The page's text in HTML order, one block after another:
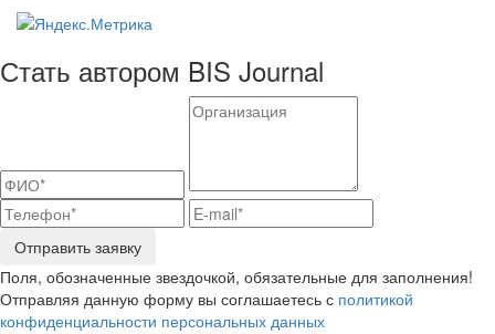
Стать автором BIS Journal
Отправить заявку
Поля, обозначенные звездочкой, обязательные для заполнения!
Отправляя данную форму вы соглашаетесь с политикой
конфиденциальности персональных данных